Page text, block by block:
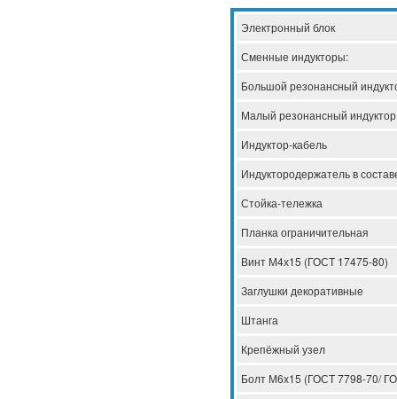
Электронный блок
Сменные индукторы:
Большой резонансный
Малый резонансный
Индуктор-кабель
Индуктородержатель в
Стойка-тележка
Планка ограничительная
Винт М4х15 (ГОСТ 17475-80)
Заглушки декоративные
Штанга
Крепёжный узел
Болт М6х15 (ГОСТ 7798-70/